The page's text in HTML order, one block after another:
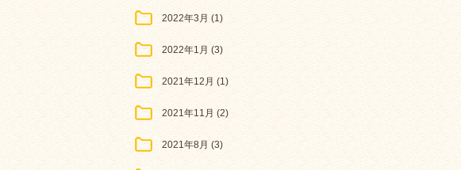
2022年3月 (1)
2022年1月 (3)
2021年12月 (1)
2021年11月 (2)
2021年8月 (3)